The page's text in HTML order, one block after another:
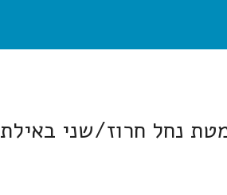
נחל חרוז/שני באילת